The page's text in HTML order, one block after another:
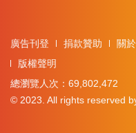
廣告刊登 捐款贊助 關
版權聲明
總瀏覽人次：69,802,472
© 2023. All rights reserved